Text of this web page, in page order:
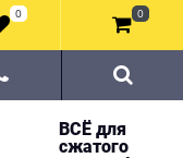
ВСЁ для
сжатого
0 0